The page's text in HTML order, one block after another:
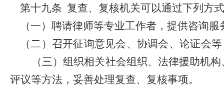
第十九条 复查、复核机关可以通过下列方
（一）聘请律师等专业工作者，提供咨询服
（二）召开征询意见会、协调会、论证会
（三）组织相关社会组织、法律援助机
评议等方法，妥善处理复查、复核事项。